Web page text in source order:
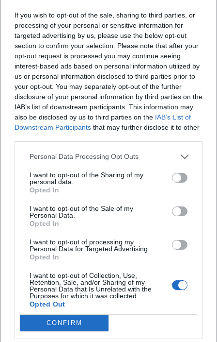
If you wish to opt-out of the sale, sharing to third parties, or
processing of your personal or sensitive information for
targeted advertising by us, please use the below opt-out
section to confirm your selection. Please note that after your
opt-out request is processed you may continue seeing
interest-based ads based on personal information utilized by
us or personal information disclosed to third parties prior to
your opt-out. You may separately opt-out of the further
disclosure of your personal information by third parties on the
IAB’s list of downstream participants. This information may
also be disclosed by us to third parties on the IAB’s List of
Downstream Participants that may further disclose it to other
Personal Data Processing Opt Outs
I want to opt-out of the Sharing of my
personal data.
Opted In
I want to opt-out of the Sale of my
Personal Data.
Opted In
I want to opt-out of processing my
Personal Data for Targeted Advertising.
Opted In
I want to opt-out of Collection, Use,
Retention, Sale, and/or Sharing of my
Personal Data that Is Unrelated with the
Purposes for which it was collected.
Opted Out
CONFIRM
Im Spätwerk kehrte Wörlen zu expressiv‑kubischen
Verdichtungen zurück und entwickelte eine abstrahierende
Bildsprache. Geometrische Struktur und atmosphärische
Farbflächen greifen ineinander; die Stadtlandschaften
werden zu Chiffren aus Treppen, Giebeln, Türmen.
Gleichzeitig entstehen Arbeiten, die religiöse Motive in ein
modernes Vokabular übersetzen. Diese Jahre markieren
einen souveränen Umgang mit Gattungen und Techniken:
Gemälde, Aquarelle, Gouachen und ein eindrucksvoller
Bestand an Zeichnungen und Druckgrafik dokumentieren
die Spannweite seines Schaffens.
Moderner Kunst Wörlen in Passau
institutionelle Sichtbarkeit seines Werkes in Passau. Der
Architekt Hanns Egon Wörlen, Sohn des Künstlers,
gründete 1988 die Stiftung Wörlen und 1990 das Museum
Moderner Kunst Wörlen. Dessen Sammlungskern bilden
mehr als 1.500 Arbeiten Georg Philipp Wörlens, ergänzt
durch Werke seiner Freunde aus „Der Fels“ und der
Donau‑Wald‑Gruppe sowie Korrespondenzen, die den
künstlerischen Austausch dokumentieren. Seit der
Eröffnung zählt das Museum hunderte Ausstellungen und
trägt maßgeblich zur Autorität des Künstlers im
kulturhistorischen Gedächtnis der Region bei.
Werkverzeichnis und Forschung: Grundlagen für die
weitere Bewertung
Mit dem 2020 publizierten Werkverzeichnis der Gemälde